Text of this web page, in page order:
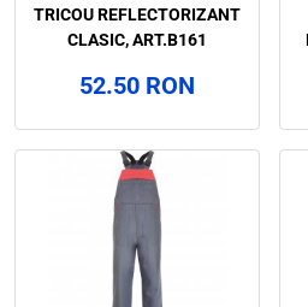
TRICOU REFLECTORIZANT
CLASIC, ART.B161
52.50 RON